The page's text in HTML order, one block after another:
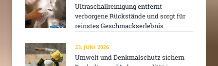
Ultraschallreinigung entfernt
verborgene Rückstände und sorgt für
reinstes Geschmackserlebnis
23. JUNI 2026
Umwelt und Denkmalschutz sichern